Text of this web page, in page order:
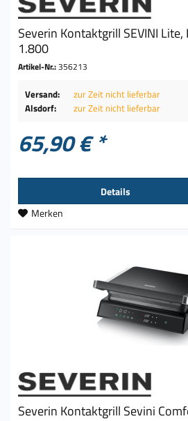
Severin Kontaktgrill SEVINI
1.800
Artikel-Nr.:356213
Versand:
zur Zeit nicht lieferbar
Alsdorf:
zur Zeit nicht lieferbar
65,90 € *
Details
Merken
Severin Kontaktgrill Sevini